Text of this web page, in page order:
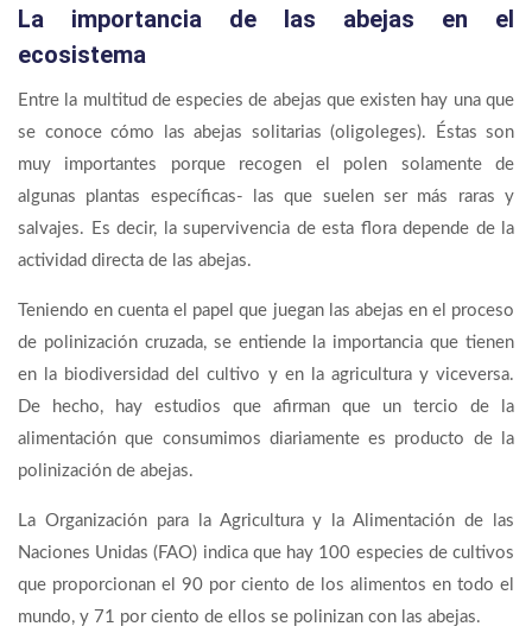
La importancia de las abejas en el
ecosistema
Entre la multitud de especies de abejas que existen hay una que
se conoce cómo las abejas solitarias (oligoleges). Éstas son
muy importantes porque recogen el polen solamente de
algunas plantas específicas- las que suelen ser más raras y
salvajes. Es decir, la supervivencia de esta flora depende de la
actividad directa de las abejas.
Teniendo en cuenta el papel que juegan las abejas en el proceso
de polinización cruzada, se entiende la importancia que tienen
en la biodiversidad del cultivo y en la agricultura y viceversa.
De hecho, hay estudios que afirman que un tercio de la
alimentación que consumimos diariamente es producto de la
polinización de abejas.
La Organización para la Agricultura y la Alimentación de las
Naciones Unidas (FAO) indica que hay 100 especies de cultivos
que proporcionan el 90 por ciento de los alimentos en todo el
mundo, y 71 por ciento de ellos se polinizan con las abejas.